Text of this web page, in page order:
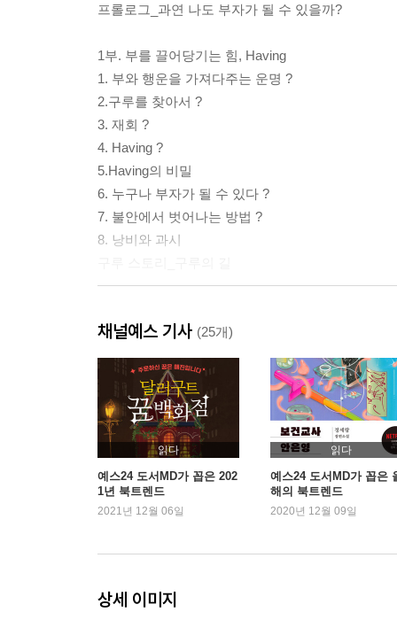
프롤로그_과연 나도 부자가 될 수 있을까?
1부. 부를 끌어당기는 힘, Having
1. 부와 행운을 가져다주는 운명 ?
2.ㅤ구루를 찾아서 ?
3. 재회 ?
4. Having ?
5.ㅤHaving의 비밀
6. 누구나 부자가 될 수 있다 ?
7. 불안에서 벗어나는 방법 ?
8. 낭비와 과시
9. 베로나의 햇살
10. 진짜 부자
11. 가짜 부자
12. 돈을 끌어당기는 힘
13. 귀인
구루 스토리_고등학생 구루가 되다
3부. 감정에 답이 있다
14. Having을 시작하다
18. Having 신호등
채널예스 기사 (25개)
읽다
예스24 도서MD가 꼽은 202
1년 북트렌드
2021년 12월 06일
읽다
예스24 도서MD가 꼽은
해의 북트렌드
2020년 12월 09일
상세 이미지